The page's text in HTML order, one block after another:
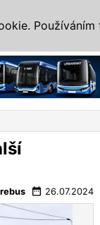
rebus date_range 26.07.2024